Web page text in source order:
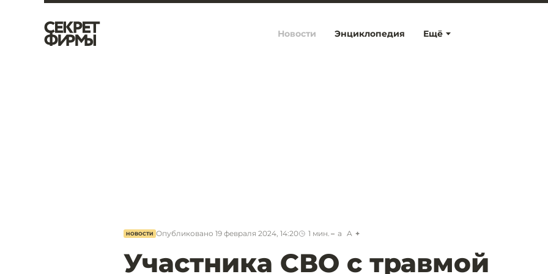
Ещё
Новости Энциклопедия
НОВОСТИ Опубликовано 19 февраля 2024, 14:20 1 мин. a A
Участника СВО с травмой